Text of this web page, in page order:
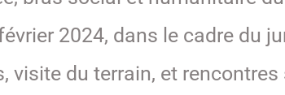
2024, dans le cadre du
visite du terrain, et